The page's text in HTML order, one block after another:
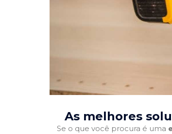
As melhores
Se o que você procura é uma